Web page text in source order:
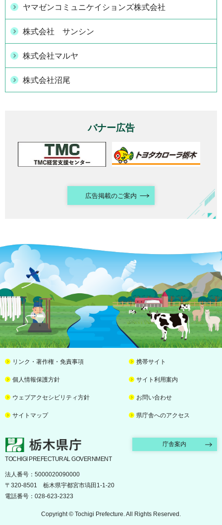
ヤマゼンコミュニケイションズ株式会社
株式会社 サンシン
株式会社マルヤ
株式会社沼尾
バナー広告
広告掲載のご案内
リンク・著作権・免責事項 携帯サイト
個人情報保護方針 サイト利用案内
ウェブアクセシビリティ方針 お問い合わせ
サイトマップ 県庁舎へのアクセス
栃木県庁 庁舎案内
TOCHIGI PREFECTURAL GOVERNMENT
法人番号：5000020090000
〒320-8501 栃木県宇都宮市塙田1-1-20
電話番号：028-623-2323
Copyright © Tochigi Prefecture. All Rights Reserved.